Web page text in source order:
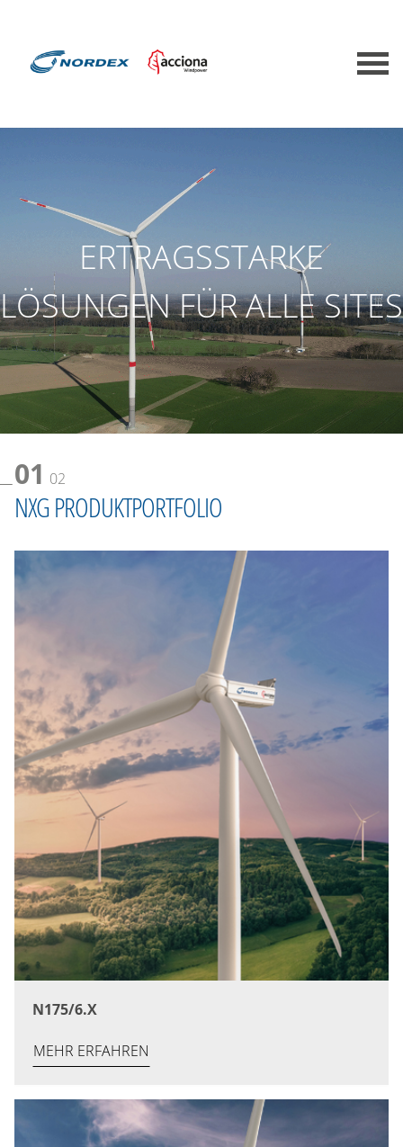
ERTRAGSSTARKE
LÖSUNGEN FÜR ALLE SITES
01 02
NXG PRODUKTPORTFOLIO
N175/6.X
MEHR ERFAHREN